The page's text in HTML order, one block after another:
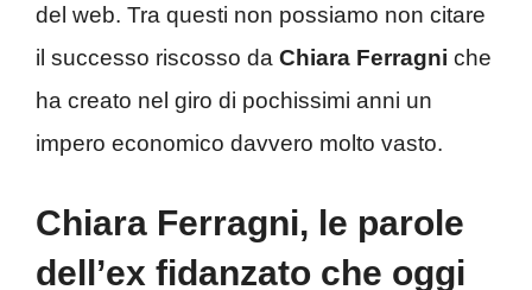
del web. Tra questi non possiamo non citare
il successo riscosso da Chiara Ferragni che
ha creato nel giro di pochissimi anni un
impero economico davvero molto vasto.
Chiara Ferragni, le parole
dell’ex fidanzato che oggi